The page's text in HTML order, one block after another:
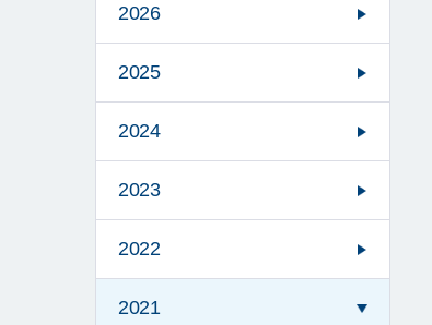
2026
2025
2024
2023
2022
2021